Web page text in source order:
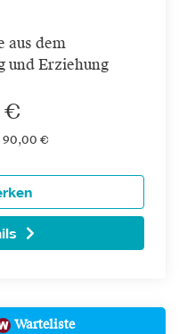
aus dem
und Erziehung
€
90,00 €
Warteliste